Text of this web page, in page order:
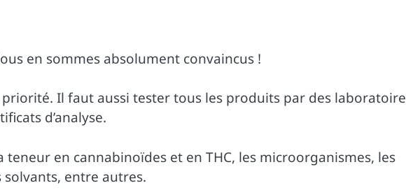
en sommes absolument convaincus !
Il faut aussi tester tous les produits par des
d’analyse.
en cannabinoïdes et en THC, les microorganismes, les
entre autres.